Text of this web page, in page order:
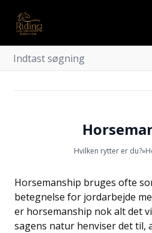
Hvilken rytter er du?»
Horsemanship bruges ofte
betegnelse for jordarbejde
er horsemanship nok alt det
sagens natur henviser det til,